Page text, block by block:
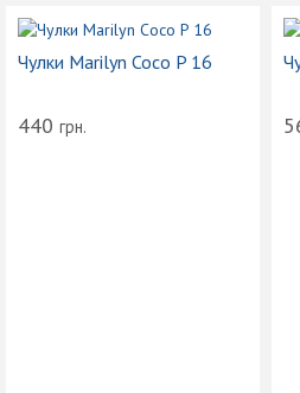
Чулки Marilyn Coco P 16
440 грн.